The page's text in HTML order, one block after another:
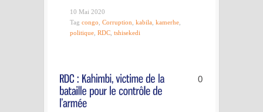
10 Mai 2020
Tag congo, Corruption, kabila, kamerhe,
politique, RDC, tshisekedi
0